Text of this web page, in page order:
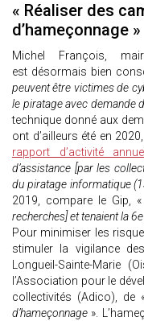
« Réaliser des
d’hameçonnage »
Michel François,
est désormais bien
peuvent être victimes de
le piratage avec demande
technique donné aux
ont d’ailleurs été en
rapport d’activité annuel
d’assistance [par les
du piratage informatique
2019, compare le Gip, «
recherches] et tenaient la
Pour minimiser les
stimuler la vigilance
Longueil-Sainte-Marie
l’Association pour le
collectivités (Adico), de
d’hameçonnage ».